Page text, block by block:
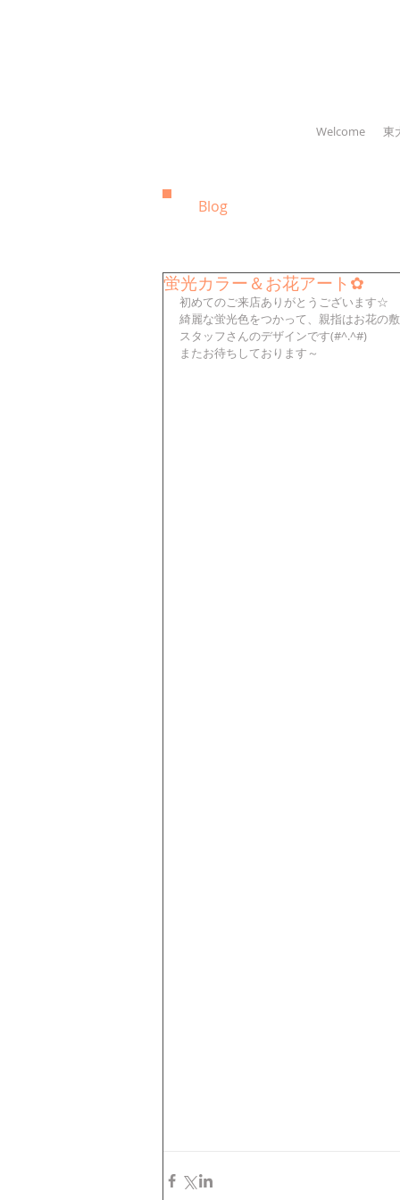
Welcome 東
Blog
蛍光カラー＆お花アート✿
初めてのご来店ありがとうございます☆
綺麗な蛍光色をつかって、親指はお花の
スタッフさんのデザインです(#^.^#)
またお待ちしております～